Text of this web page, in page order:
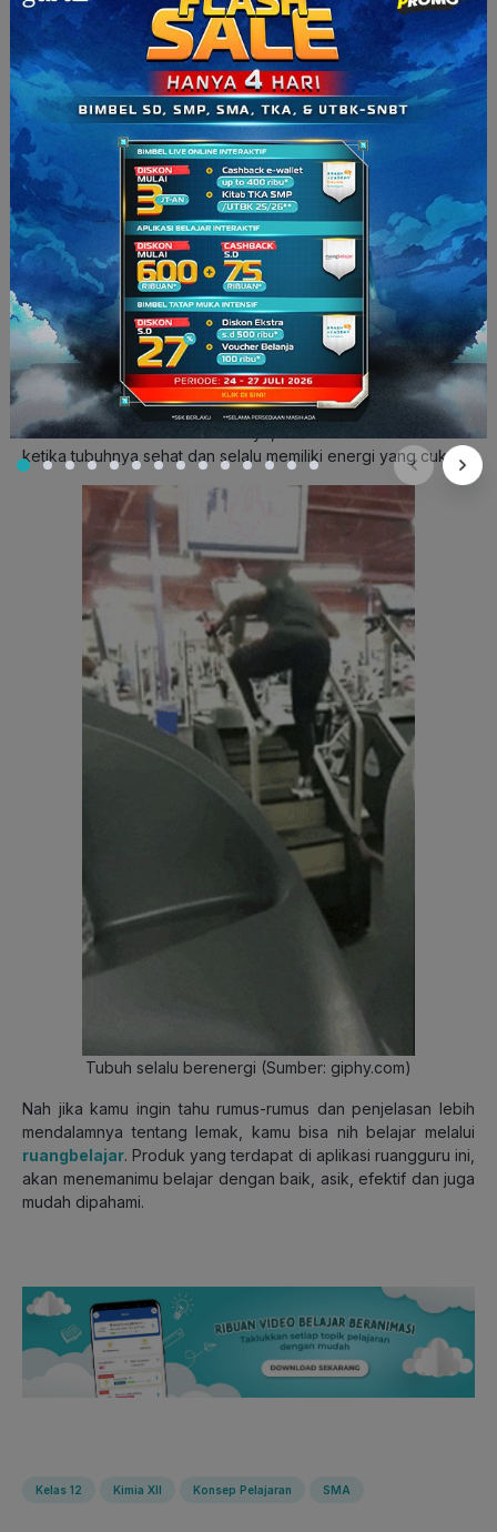
Lemak nabatiadalahlemak-lemak yang bersumber dari
tumbuh-tumbuhan.
Contohdari lemak ini adalah jagung, kedelai,
kacang tanah, kacang polong, kelapa sawit, biji
bunga matahari, dan juga jenis kacang-kacangan
lainnya.
Jadi itu dia Squad penjelasan tentangfungsi dan
kandungan lemak. Seperti yang dijelaskan di awal, bahwa
lemak merupakan sumber energi bagi tubuh manusia. Oleh
karena itu, jangan sampai kamu benar-benar kekurangan
lemak. Supaya kamu tetap sehat, artinya kamu harus pintar-
pintar dalam memilih makanan.
Diet boleh, tapi jangan sampai berlebihan ya. Jangan sampai
kamu tertipu dengan penggambaran tubuh ideal pada iklan-
iklan kecantikan. Pada dasarnya, semua manusia itu indah
ketika tubuhnya sehat dan selalu memiliki energi yang cukup.
Tubuh selalu berenergi (Sumber: giphy.com)
Nah jika kamu ingin tahu rumus-rumus dan penjelasan lebih
mendalamnya tentang lemak, kamu bisa nih belajar melalui
ruangbelajar. Produk yang terdapat di aplikasi ruangguru ini,
akan menemanimu belajar dengan baik, asik, efektif dan juga
mudah dipahami.
Kelas 12 Kimia XII Konsep Pelajaran SMA